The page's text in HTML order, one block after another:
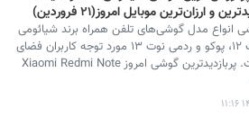
و ارزان‌ترین موبایل امروز(۲۱ فروردین)
انواع مدل گوشی‌های تلفن همراه برند شیائومی
از قبیل نوت ۱۲، پوکو و ردمی نوت ۱۳ مورد توجه کاربران فضای
مجازی است. پربازدیدترین گوشی امروز Xiaomi Redmi Note